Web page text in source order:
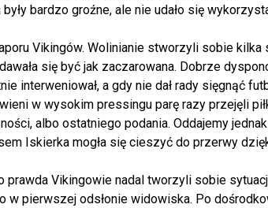
bardzo groźne, ale nie udało się
Vikingów. Wolinianie stworzyli sobie kilka
się być jak zaczarowana. Dobrze
interweniował, a gdy nie dał rady sięgnąć
w wysokim pressingu parę razy przejęli
albo ostatniego podania. Oddajemy jednak
Iskierka mogła się cieszyć do przerwy
prawda Vikingowie nadal tworzyli sobie
w pierwszej odsłonie widowiska. Po